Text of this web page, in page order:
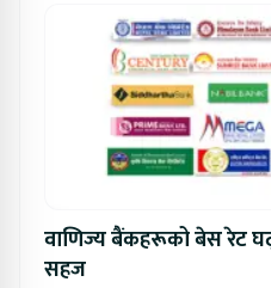
वाणिज्य बैंकहरूको बेस रेट
सहज